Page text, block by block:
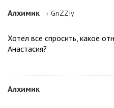
Алхимик → GriZZIу
Хотел все спросить, какое
Анастасия?
Алхимик